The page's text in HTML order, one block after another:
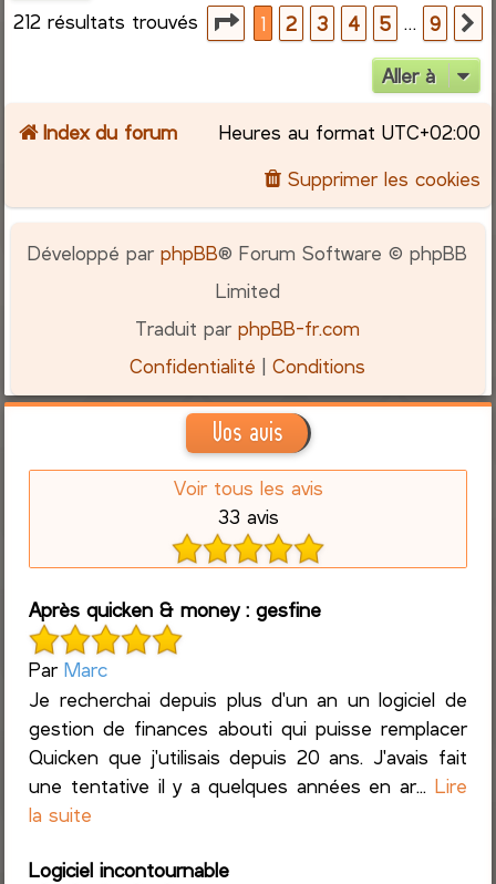
212 résultats trouvés Page1sur
1 2 3 4 5 … 9
Aller à
Index du forum Heures au format UTC+02:00
Supprimer les cookies
Développé parphpBB® Forum Software © phpBB
Limited
Traduit parphpBB-fr.com
Confidentialité |Conditions
Vos avis
Voir tous les avis
33 avis
Après quicken & money : gesfine
ParMarc
Je recherchai depuis plus d'un an un logiciel de
gestion de finances abouti qui puisse remplacer
Quicken que j'utilisais depuis 20 ans. J'avais fait
une tentative il y a quelques années en ar... Lire
la suite
Logiciel incontournable